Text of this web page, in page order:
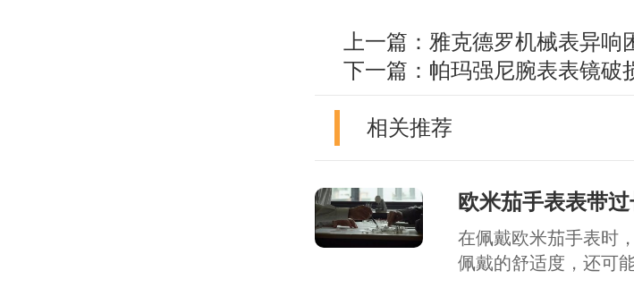
上一篇： 雅克德罗机械表异响
下一篇： 帕玛强尼腕表表镜破
相关推荐
欧米茄手表表带
在佩戴欧米茄手表时
佩戴的舒适度，还可